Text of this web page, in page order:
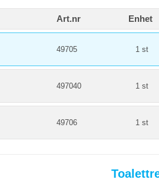
Art.nr Enhet
49705 1 st
497040 1 st
49706 1 st